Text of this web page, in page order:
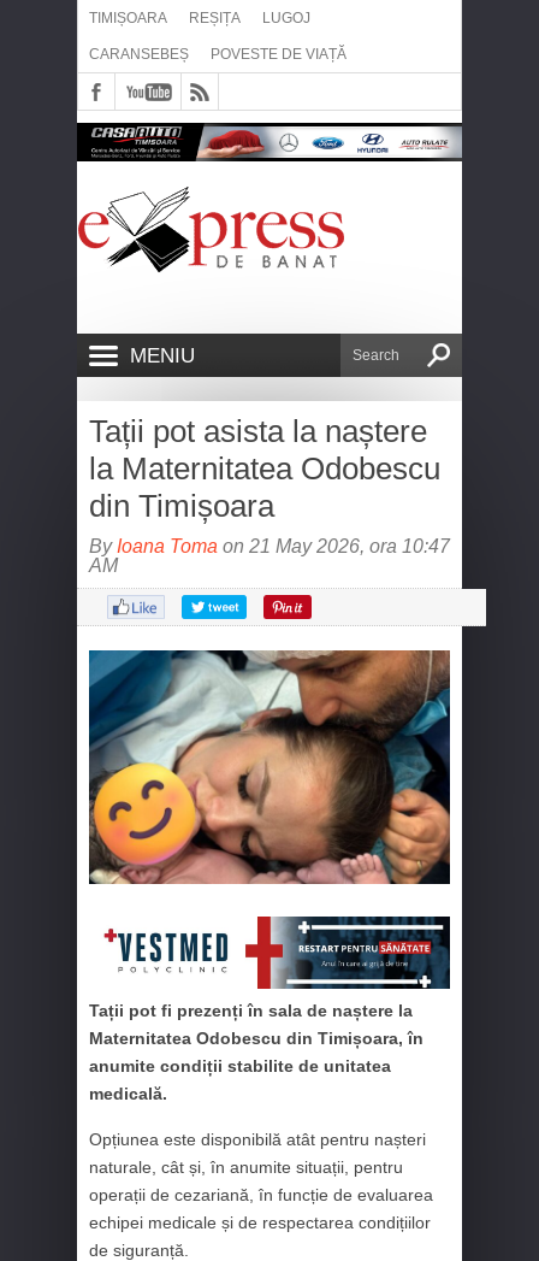
TIMIȘOARA REȘIȚA LUGOJ
CARANSEBEȘ POVESTE DE VIAȚĂ
MENIU
Tații pot asista la naștere
la Maternitatea Odobescu
din Timișoara
By Ioana Toma on 21 May 2026, ora 10:47
AM
Tații pot fi prezenți în sala de naștere la
Maternitatea Odobescu din Timișoara, în
anumite condiții stabilite de unitatea
medicală.
Opțiunea este disponibilă atât pentru nașteri
naturale, cât și, în anumite situații, pentru
operații de cezariană, în funcție de evaluarea
echipei medicale și de respectarea condițiilor
de siguranță.